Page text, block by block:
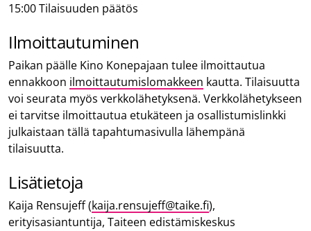
15:00 Tilaisuuden päätös
Ilmoittautuminen
Paikan päälle Kino Konepajaan tulee ilmoittautua
ennakkoon ilmoittautumislomakkeen kautta. Tilaisuutta
voi seurata myös verkkolähetyksenä. Verkkolähetykseen
ei tarvitse ilmoittautua etukäteen ja osallistumislinkki
julkaistaan tällä tapahtumasivulla lähempänä
tilaisuutta.
Lisätietoja
Kaija Rensujeff (kaija.rensujeff@taike.fi),
erityisasiantuntija, Taiteen edistämiskeskus